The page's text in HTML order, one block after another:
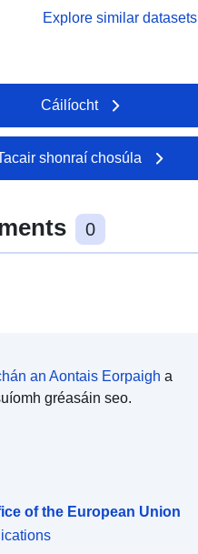
Explore similar datasets
Cáilíocht
shonraí chosúla
0
an Aontais Eorpaigh a
gréasáin seo.
of the European Union